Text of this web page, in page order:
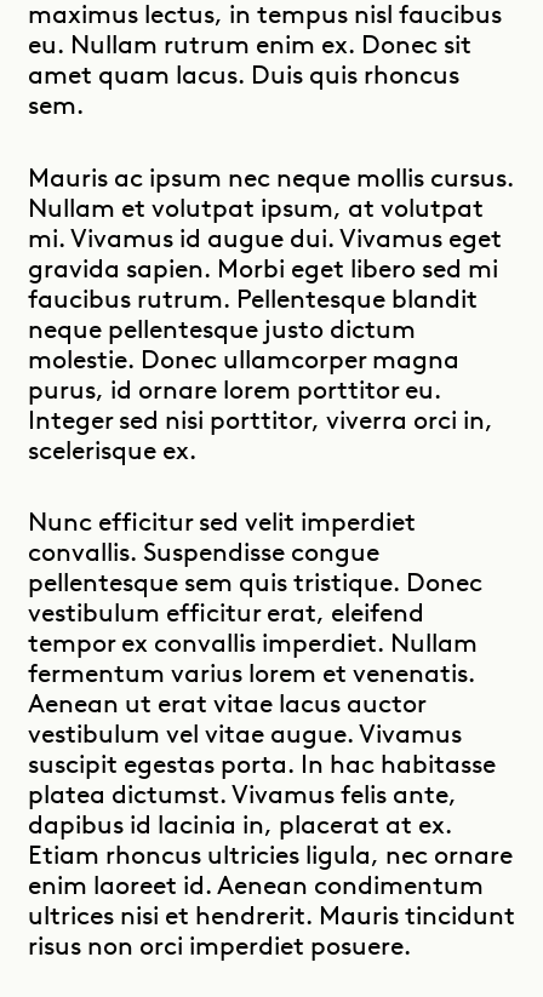
maximus lectus, in tempus nisl faucibus
eu. Nullam rutrum enim ex. Donec sit
amet quam lacus. Duis quis rhoncus
sem.
Mauris ac ipsum nec neque mollis cursus.
Nullam et volutpat ipsum, at volutpat
mi. Vivamus id augue dui. Vivamus eget
gravida sapien. Morbi eget libero sed mi
faucibus rutrum. Pellentesque blandit
neque pellentesque justo dictum
molestie. Donec ullamcorper magna
purus, id ornare lorem porttitor eu.
Integer sed nisi porttitor, viverra orci in,
scelerisque ex.
Nunc efficitur sed velit imperdiet
convallis. Suspendisse congue
pellentesque sem quis tristique. Donec
vestibulum efficitur erat, eleifend
tempor ex convallis imperdiet. Nullam
fermentum varius lorem et venenatis.
Aenean ut erat vitae lacus auctor
vestibulum vel vitae augue. Vivamus
suscipit egestas porta. In hac habitasse
platea dictumst. Vivamus felis ante,
dapibus id lacinia in, placerat at ex.
Etiam rhoncus ultricies ligula, nec ornare
enim laoreet id. Aenean condimentum
ultrices nisi et hendrerit. Mauris tincidunt
risus non orci imperdiet posuere.